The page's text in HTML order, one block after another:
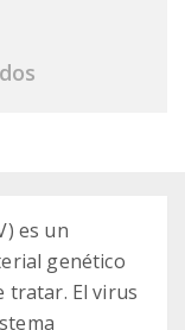
es un
genético
tratar. El virus